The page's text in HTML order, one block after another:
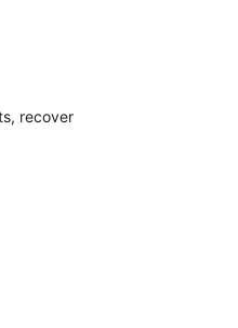
recover